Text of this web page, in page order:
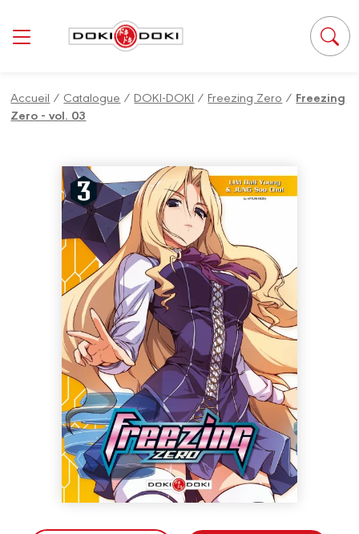
Accueil / Catalogue /DOKI-DOKI /Freezing Zero / Freezing
Zero - vol. 03